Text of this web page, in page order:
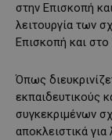
στην Επισκοπή
λειτουργία των
Επισκοπή και στο
Όπως
εκπαιδευτικούς
συγκεκριμένων
αποκλειστικά